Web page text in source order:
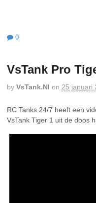
0
VsTank Pro
by VsTank.nl on 25 januari
RC Tanks 24/7 heeft een
VsTank Tiger 1 uit de doos